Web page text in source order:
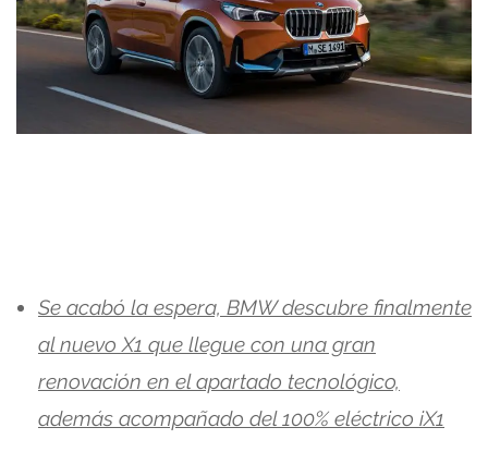
Se acabó la espera, BMW descubre finalmente
al nuevo X1 que llegue con una gran
renovación en el apartado tecnológico,
además acompañado del 100% eléctrico iX1